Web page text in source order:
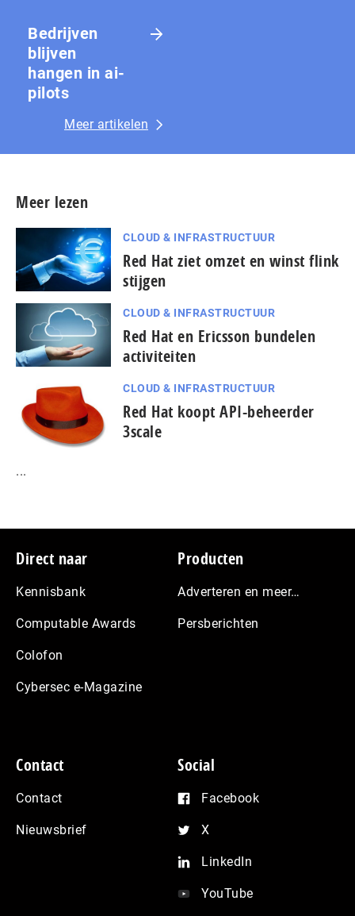
Bedrijven
blijven
hangen in ai-
pilots
Meer artikelen
Meer lezen
CLOUD & INFRASTRUCTUUR
Red Hat ziet omzet en winst flink
stijgen
CLOUD & INFRASTRUCTUUR
Red Hat en Ericsson bundelen
activiteiten
CLOUD & INFRASTRUCTUUR
Red Hat koopt API-beheerder
3scale
...
Footer
Direct naar
Kennisbank
Computable Awards
Colofon
Cybersec e-Magazine
Producten
Adverteren en meer…
Persberichten
Contact
Contact
Nieuwsbrief
Social
Facebook
X
LinkedIn
YouTube